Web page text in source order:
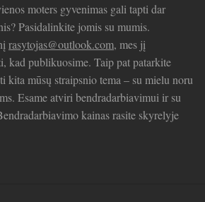
moters gyvenimas gali tapti dar
Pasidalinkite jomis su mumis.
rasytojas@outlook.com, mes jį
kad publikuosime. Taip pat patarkite
kita mūsų straipsnio tema – su mielu noru
Esame atviri bendradarbiavimui ir su
kainas rasite skyrelyje